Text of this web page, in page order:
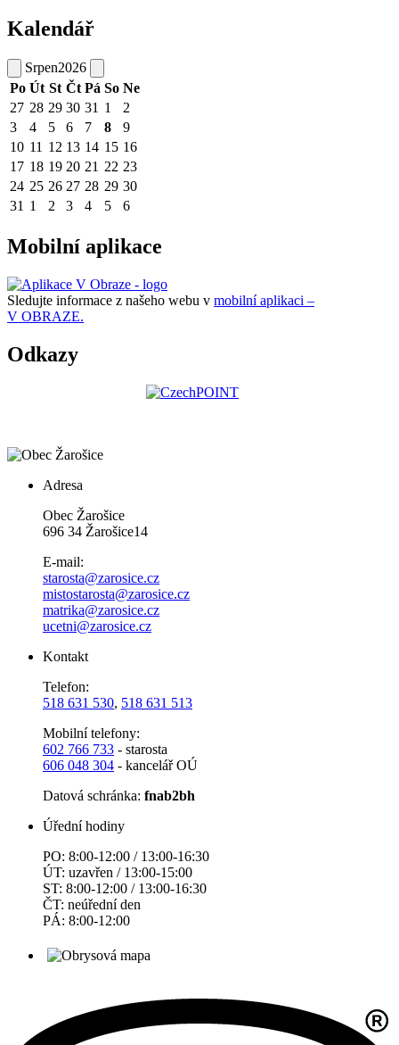
Kalendář
Srpen2026
Po Út St Čt Pá So Ne
27 28 29 30 31 1
2
3
4 5 6 7 8
9
10 11 12 13 14 15 16
17 18 19 20 21 22 23
24 25 26 27 28 29 30
31 1 2 3 4 5 6
Mobilní aplikace
Sledujte informace z našeho webu v mobilní aplikaci –
V OBRAZE.
Odkazy
Adresa
Obec Žarošice
696 34 Žarošice14
E-mail:
starosta@zarosice.cz
mistostarosta@zarosice.cz
matrika@zarosice.cz
ucetni@zarosice.cz
Kontakt
Telefon:
518 631 530, 518 631 513
Mobilní telefony:
602 766 733 - starosta
606 048 304 - kancelář OÚ
Datová schránka: fnab2bh
Úřední hodiny
PO: 8:00-12:00 / 13:00-16:30
ÚT: uzavřen / 13:00-15:00
ST: 8:00-12:00 / 13:00-16:30
ČT: neúřední den
PÁ: 8:00-12:00